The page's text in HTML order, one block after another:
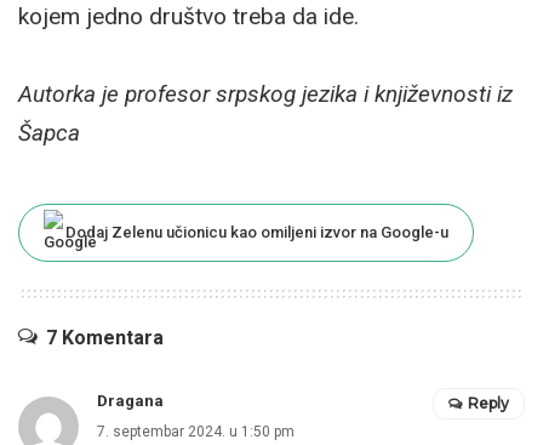
kojem jedno društvo treba da ide.
Autorka je profesor srpskog jezika i književnosti iz
Šapca
Dodaj Zelenu učionicu kao omiljeni izvor na Google-u
7 Komentara
Dragana
7. septembar 2024. u 1:50 pm
Reply